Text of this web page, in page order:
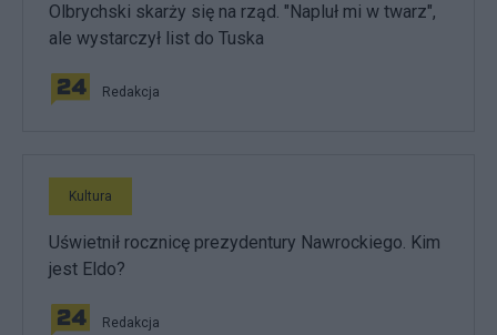
Olbrychski skarży się na rząd. "Napluł mi w twarz",
ale wystarczył list do Tuska
Redakcja
Kultura
Uświetnił rocznicę prezydentury Nawrockiego. Kim
jest Eldo?
Redakcja